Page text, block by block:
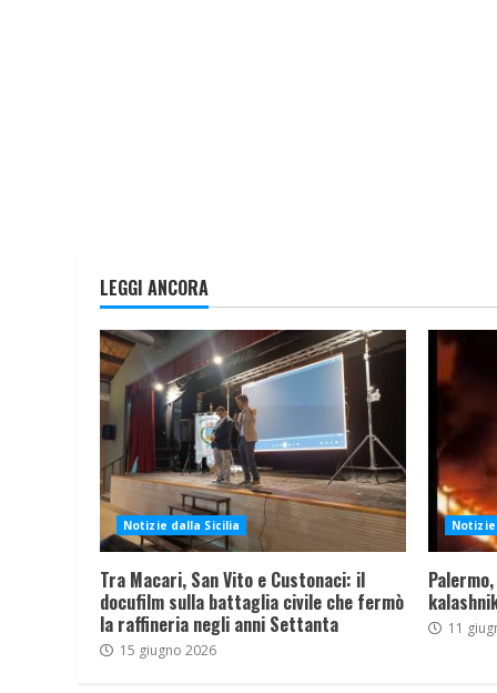
LEGGI ANCORA
Notizie dalla Sicilia
Tra Macari, San Vito e Custonaci: il
docufilm sulla battaglia civile che fermò
la raffineria negli anni Settanta
15 giugno 2026
11